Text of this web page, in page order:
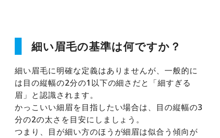
細い眉毛の基準は何ですか？
細い眉毛に明確な定義はありませんが、一般的に
は目の縦幅の2分の1以下の細さだと「細すぎる
眉」と認識されます。
かっこいい細眉を目指したい場合は、目の縦幅の3
分の2の太さを目安にしましょう。
つまり、目が細い方のほうが細眉は似合う傾向が